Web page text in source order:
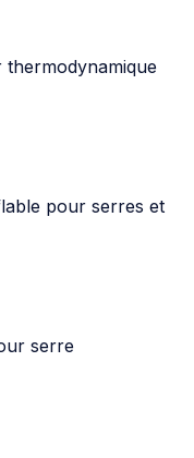
thermodynamique
pour serres et
serre